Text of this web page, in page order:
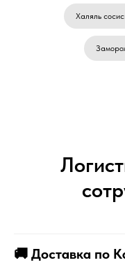
Халяль
🚚 Доставка по